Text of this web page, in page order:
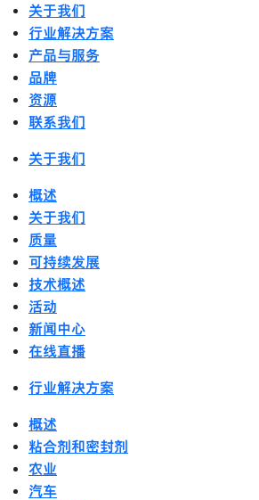
关于我们
行业解决方案
产品与服务
品牌
资源
联系我们
关于我们
概述
关于我们
质量
可持续发展
技术概述
活动
新闻中心
在线直播
行业解决方案
概述
粘合剂和密封剂
农业
汽车